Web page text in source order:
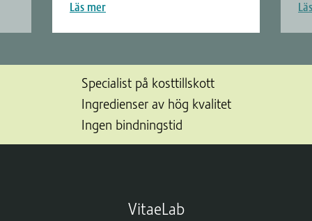
Läs mer
Specialist på kosttillskott
Ingredienser av hög kvalitet
Ingen bindningstid
VitaeLab